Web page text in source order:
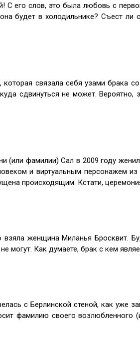
его слов, это была любовь с
будет в холодильнике? Съест ли
связала себя узами брака
сдвинуться не может.
(или фамилии) Сал в 2009 году
и виртуальным персонажем из
происходящим. Кстати,
женщина Миланья Бросквит.
могут. Как думаете, брак с кем
с Берлинской стеной, как уже
фамилию своего